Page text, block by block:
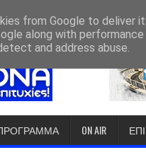
ON AIR
from Google to deliver
along with
and address abuse.